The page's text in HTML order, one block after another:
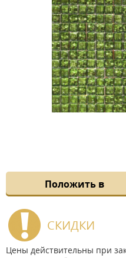
Положить в
СКИДКИ
Цены действительны при